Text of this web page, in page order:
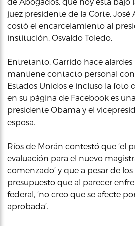
juez presidente de la Corte, José
costó el encarcelamiento al
institución, Osvaldo Toledo.
Entretanto, Garrido hace
mantiene contacto personal
Estados Unidos e incluso la foto
en su página de Facebook es
presidente Obama y el
esposa.
Ríos de Morán contestó que ‘el
evaluación para el nuevo
comenzado’ y que a pesar de
presupuesto que al parecer
federal, ‘no creo que se afecte
aprobada’.